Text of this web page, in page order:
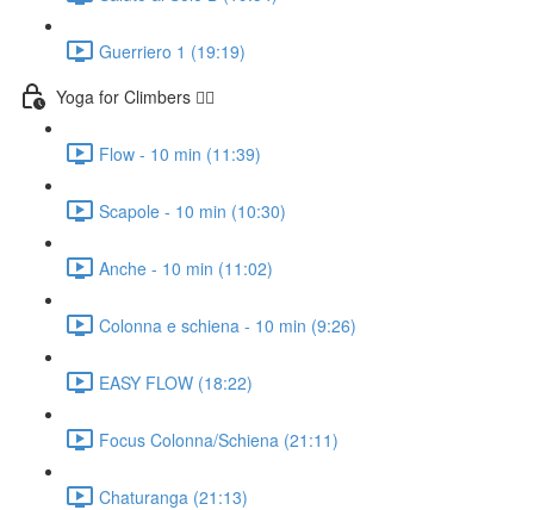
Guerriero 1 (19:19)
Yoga for Climbers 🧗‍♀️
Flow - 10 min (11:39)
Scapole - 10 min (10:30)
Anche - 10 min (11:02)
Colonna e schiena - 10 min (9:26)
EASY FLOW (18:22)
Focus Colonna/Schiena (21:11)
Chaturanga (21:13)